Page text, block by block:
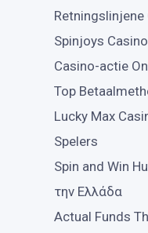
Spinjoys
Casino-actie
Top
Lucky Max
Spelers
Spin and Win
την Ελλάδα
Actual Funds